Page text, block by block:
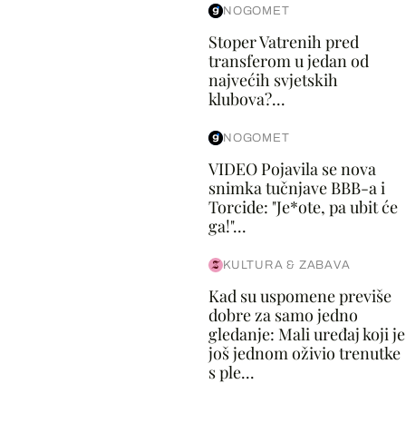
NOGOMET
Stoper Vatrenih pred
transferom u jedan od
najvećih svjetskih
klubova?...
NOGOMET
VIDEO Pojavila se nova
snimka tučnjave BBB-a i
Torcide: "Je*ote, pa ubit će
ga!"...
KULTURA & ZABAVA
Kad su uspomene previše
dobre za samo jedno
gledanje: Mali uređaj koji je
još jednom oživio trenutke
s ple...